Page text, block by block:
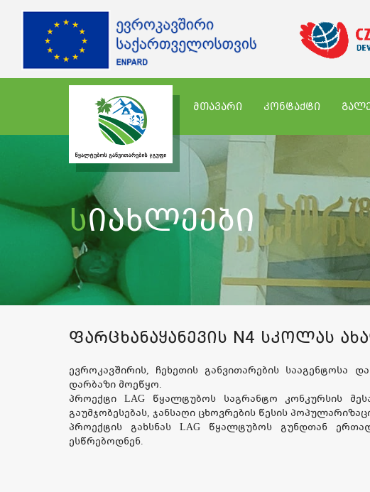
ᲛᲗᲐᲕᲐᲠᲘ ᲙᲝᲜᲢᲐᲥᲢᲘ
Სიახლეები
ფარცხანაყანევის N4 სკოლას
ევროკავშირის, ჩეხეთის განვითარების
დარბაზი მოეწყო.
პროექტი LAG წყალტუბოს საგრანტო კონკურსის
გაუმჯობესებას, ჯანსაღი ცხოვრების წესის
პროექტის გახსნას LAG წყალტუბოს გუნდთან
ესწრებოდნენ.